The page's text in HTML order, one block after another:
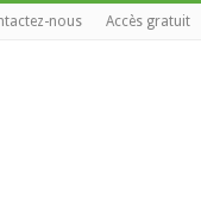
nous Accès gratuit